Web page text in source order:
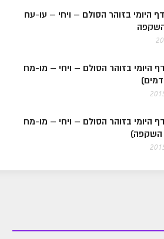
הדף היומי בזוהר הסולם – ויחי – עו-עח
הדף היומי בזוהר הסולם – ויחי – מו-מח
הדף היומי בזוהר הסולם – ויחי – מו-מח
השקפה)